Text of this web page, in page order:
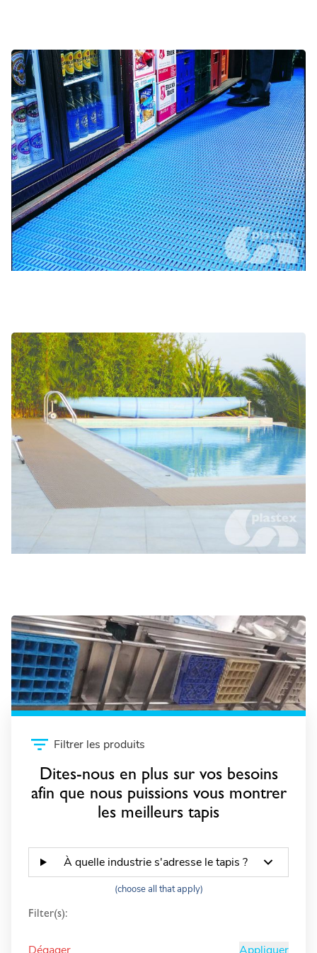
Restaurants, bars et hôtels
Gymnases et centres de loisirs
Chambres froides et chambres de
congélation
Filtrer les produits
Dites-nous en plus sur vos besoins
afin que nous puissions vous montrer
les meilleurs tapis
À quelle industrie s'adresse le tapis ?
(choose all that apply)
Filter(s):